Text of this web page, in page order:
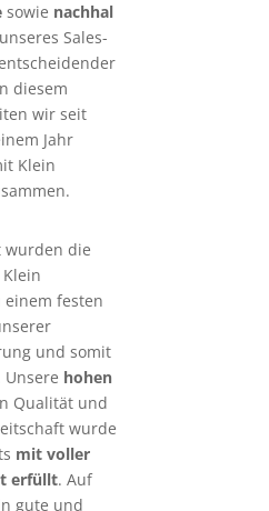
sowie nachhal
unseres Sales-
diesem
wir seit
Jahr
Klein
wurden die
einem festen
und somit
Unsere hohen
Qualität und
wurde
mit voller
erfüllt. Auf
gute und